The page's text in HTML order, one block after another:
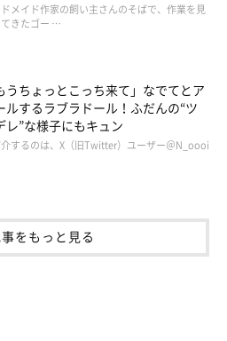
も機嫌がよく、人も犬も大好きなハ
れた飼い主さん。最後に、銀くんに
メイド作家の飼い主さんのそばで、作業を見
きたゴー …
うちょっとこっち来て」なでてとア
ルするラブラドール！ふだんの“ツ
レ”な様子にもキュン
介するのは、X（旧Twitter）ユーザー＠N_oooi
をもっと見る